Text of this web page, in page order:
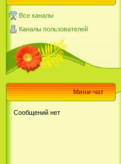
Все каналы
Каналы пользователей
Мини-чат